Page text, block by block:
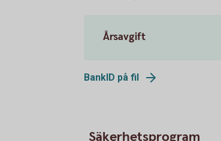
Årsavgift
BankID på fil
Säkerhetsprogram